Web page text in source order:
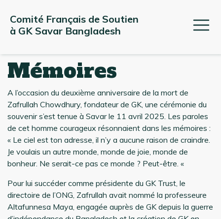
Comité Français de Soutien
à GK Savar Bangladesh
Mémoires
A l’occasion du deuxième anniversaire de la mort de
Zafrullah Chowdhury, fondateur de GK, une cérémonie du
souvenir s’est tenue à Savar le 11 avril 2025. Les paroles
de cet homme courageux résonnaient dans les mémoires :
« Le ciel est ton adresse, il n’y a aucune raison de craindre.
Je voulais un autre monde, monde de joie, monde de
bonheur. Ne serait-ce pas ce monde ? Peut-être. «
Pour lui succéder comme présidente du GK Trust, le
directoire de l’ONG, Zafrullah avait nommé la professeure
Altafunnesa Maya, engagée auprès de GK depuis la guerre